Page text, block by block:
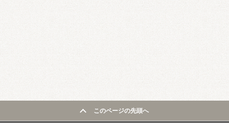
このページの先頭へ